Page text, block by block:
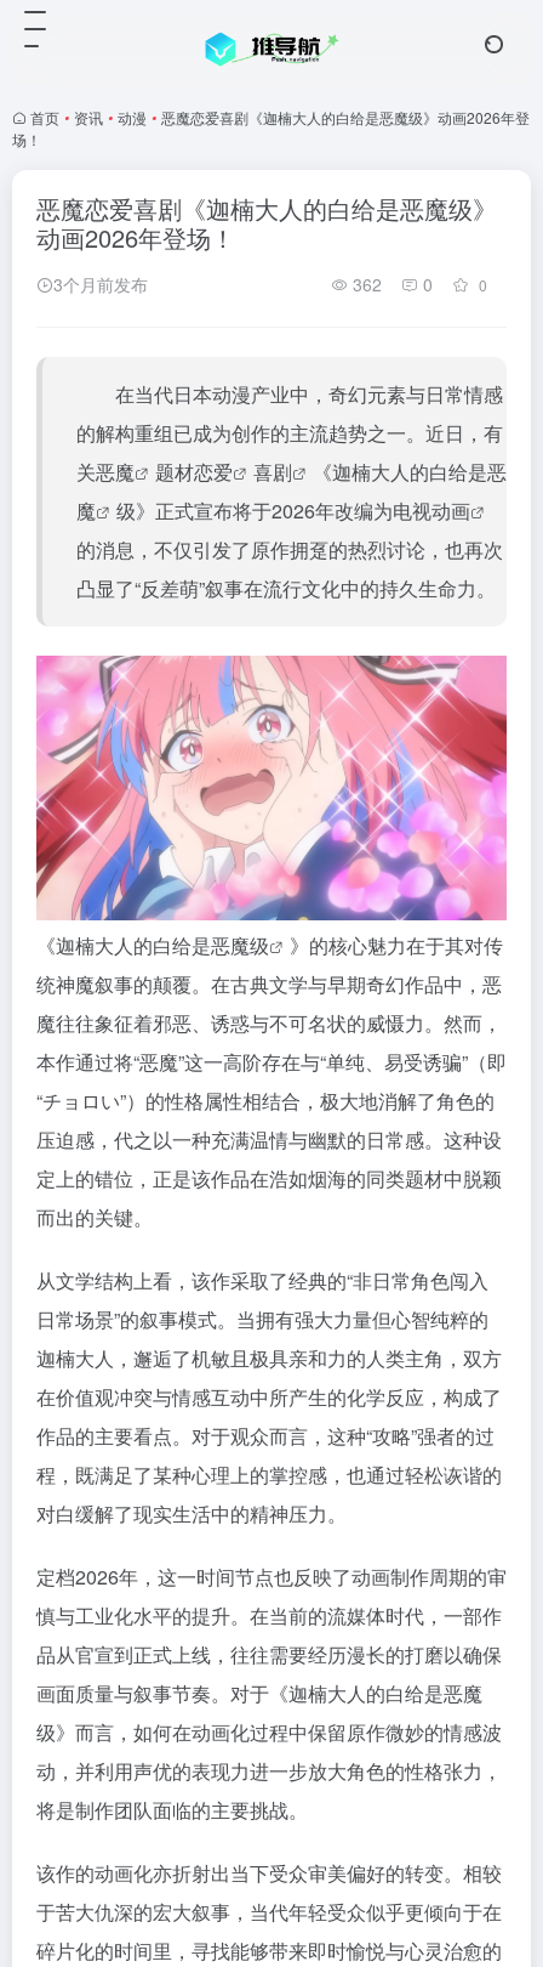
首页 • 资讯 • 动漫 • 恶魔恋爱喜剧《迦楠大人的白给是恶魔级》动画2026年登
场！
恶魔恋爱喜剧《迦楠大人的白给是恶魔级》
动画2026年登场！
3个月前发布 362 0 0
在当代日本动漫产业中，奇幻元素与日常情感
的解构重组已成为创作的主流趋势之一。近日，有
关恶魔 题材恋爱 喜剧 《迦楠大人的白给是恶
魔
级》正式宣布将于2026年改编为电视动画
的消息，不仅引发了原作拥趸的热烈讨论，也再次
凸显了“反差萌”叙事在流行文化中的持久生命力。
《迦楠大人的白给是恶魔级
》的核心魅力在于其对传
统神魔叙事的颠覆。在古典文学与早期奇幻作品中，恶
魔往往象征着邪恶、诱惑与不可名状的威慑力。然而，
本作通过将“恶魔”这一高阶存在与“单纯、易受诱骗”（即
“チョロい”）的性格属性相结合，极大地消解了角色的
压迫感，代之以一种充满温情与幽默的日常感。这种设
定上的错位，正是该作品在浩如烟海的同类题材中脱颖
而出的关键。
从文学结构上看，该作采取了经典的“非日常角色闯入
日常场景”的叙事模式。当拥有强大力量但心智纯粹的
迦楠大人，邂逅了机敏且极具亲和力的人类主角，双方
在价值观冲突与情感互动中所产生的化学反应，构成了
作品的主要看点。对于观众而言，这种“攻略”强者的过
程，既满足了某种心理上的掌控感，也通过轻松诙谐的
对白缓解了现实生活中的精神压力。
定档2026年，这一时间节点也反映了动画制作周期的审
慎与工业化水平的提升。在当前的流媒体时代，一部作
品从官宣到正式上线，往往需要经历漫长的打磨以确保
画面质量与叙事节奏。对于《迦楠大人的白给是恶魔
级》而言，如何在动画化过程中保留原作微妙的情感波
动，并利用声优的表现力进一步放大角色的性格张力，
将是制作团队面临的主要挑战。
该作的动画化亦折射出当下受众审美偏好的转变。相较
于苦大仇深的宏大叙事，当代年轻受众似乎更倾向于在
碎片化的时间里，寻找能够带来即时愉悦与心灵治愈的